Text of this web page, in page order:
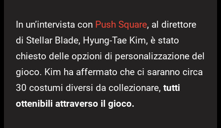
In un’intervista con Push Square, al direttore
di Stellar Blade, Hyung-Tae Kim, è stato
chiesto delle opzioni di personalizzazione del
gioco. Kim ha affermato che ci saranno circa
30 costumi diversi da collezionare, tutti
ottenibili attraverso il gioco.